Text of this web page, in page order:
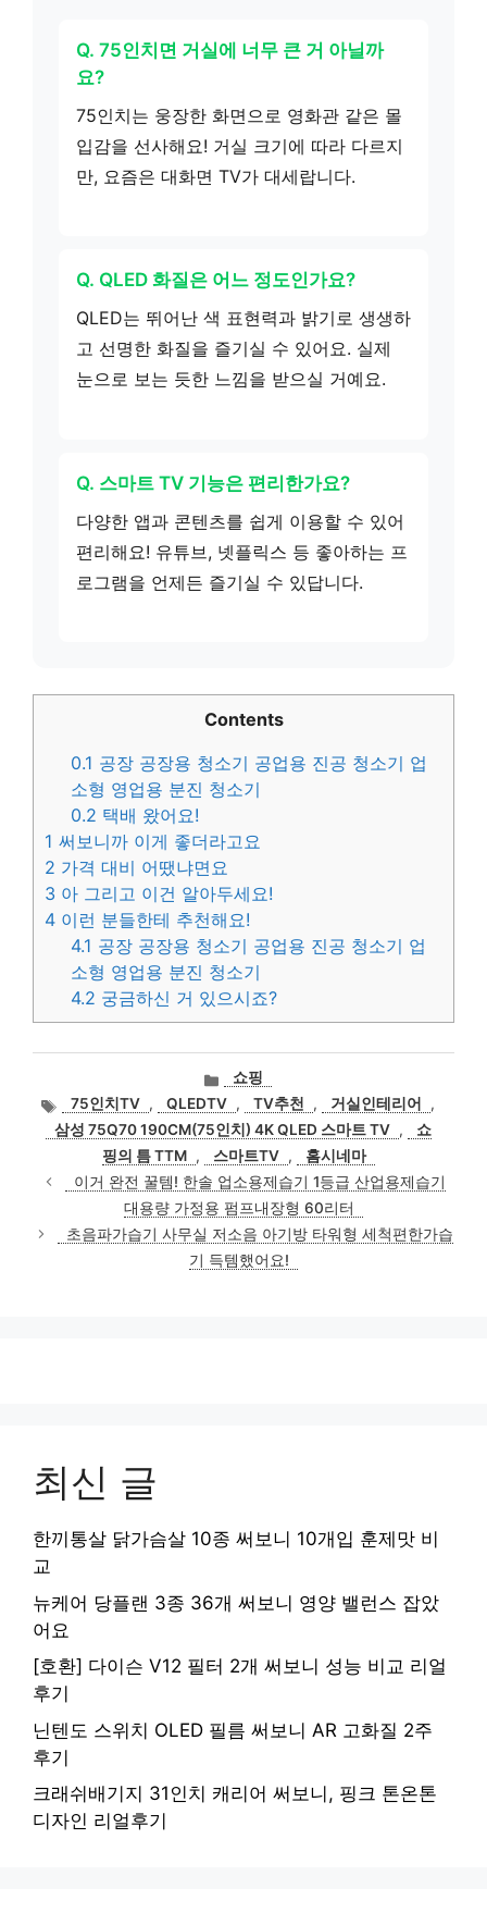
Q. 75인치면 거실에 너무 큰 거 아닐까
요?
75인치는 웅장한 화면으로 영화관 같은 몰
입감을 선사해요! 거실 크기에 따라 다르지
만, 요즘은 대화면 TV가 대세랍니다.
Q. QLED 화질은 어느 정도인가요?
QLED는 뛰어난 색 표현력과 밝기로 생생하
고 선명한 화질을 즐기실 수 있어요. 실제
눈으로 보는 듯한 느낌을 받으실 거예요.
Q. 스마트 TV 기능은 편리한가요?
다양한 앱과 콘텐츠를 쉽게 이용할 수 있어
편리해요! 유튜브, 넷플릭스 등 좋아하는 프
로그램을 언제든 즐기실 수 있답니다.
Contents
0.1 공장 공장용 청소기 공업용 진공 청소기 업
소형 영업용 분진 청소기
0.2 택배 왔어요!
1 써보니까 이게 좋더라고요
2 가격 대비 어땠냐면요
3 아 그리고 이건 알아두세요!
4 이런 분들한테 추천해요!
4.1 공장 공장용 청소기 공업용 진공 청소기 업
소형 영업용 분진 청소기
4.2 궁금하신 거 있으시죠?
카
테
고
리
쇼핑
태
그
75인치TV , QLEDTV , TV추천 , 거실인테리어
,
삼성 75Q70 190CM(75인치) 4K QLED 스마트 TV ,
쇼
핑의 틈 TTM , 스마트TV ,
홈시네마
이거 완전 꿀템! 한솔 업소용제습기 1등급 산업용제습기
대용량 가정용 펌프내장형 60리터
초음파가습기 사무실 저소음 아기방 타워형 세척편한가습
기 득템했어요!
최신 글
한끼통살 닭가슴살 10종 써보니 10개입 훈제맛 비
교
뉴케어 당플랜 3종 36개 써보니 영양 밸런스 잡았
어요
[호환] 다이슨 V12 필터 2개 써보니 성능 비교 리얼
후기
닌텐도 스위치 OLED 필름 써보니 AR 고화질 2주
후기
크래쉬배기지 31인치 캐리어 써보니, 핑크 톤온톤
디자인 리얼후기